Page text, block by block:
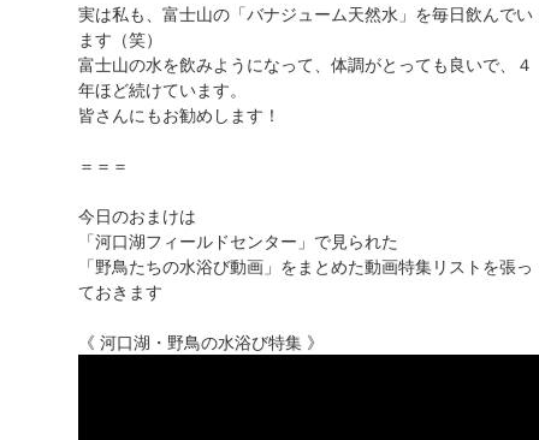
実は私も、富士山の「バナジューム天然水」を毎日飲んでい
ます（笑）
富士山の水を飲みようになって、体調がとっても良いで、４
年ほど続けています。
皆さんにもお勧めします！
＝＝＝
今日のおまけは
「河口湖フィールドセンター」で見られた
「野鳥たちの水浴び動画」をまとめた動画特集リストを張っ
ておきます
《 河口湖・野鳥の水浴び特集 》